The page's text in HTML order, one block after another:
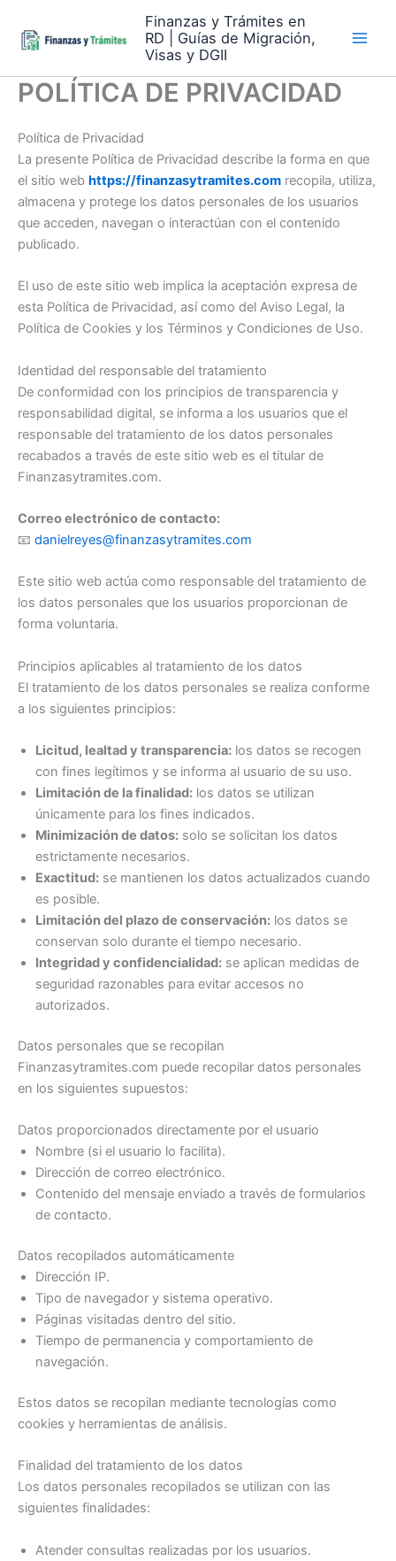
content
Finanzas y Trámites en
RD | Guías de Migración,
Visas y DGII
POLÍTICA DE PRIVACIDAD
Política de Privacidad
La presente Política de Privacidad describe la forma en que
el sitio web https://finanzasytramites.com recopila, utiliza,
almacena y protege los datos personales de los usuarios
que acceden, navegan o interactúan con el contenido
publicado.
El uso de este sitio web implica la aceptación expresa de
esta Política de Privacidad, así como del Aviso Legal, la
Política de Cookies y los Términos y Condiciones de Uso.
Identidad del responsable del tratamiento
De conformidad con los principios de transparencia y
responsabilidad digital, se informa a los usuarios que el
responsable del tratamiento de los datos personales
recabados a través de este sitio web es el titular de
Finanzasytramites.com.
Correo electrónico de contacto:
📧 danielreyes@finanzasytramites.com
Este sitio web actúa como responsable del tratamiento de
los datos personales que los usuarios proporcionan de
forma voluntaria.
Principios aplicables al tratamiento de los datos
El tratamiento de los datos personales se realiza conforme
a los siguientes principios:
Licitud, lealtad y transparencia: los datos se recogen
con fines legítimos y se informa al usuario de su uso.
Limitación de la finalidad: los datos se utilizan
únicamente para los fines indicados.
Minimización de datos: solo se solicitan los datos
estrictamente necesarios.
Exactitud: se mantienen los datos actualizados cuando
es posible.
Limitación del plazo de conservación: los datos se
conservan solo durante el tiempo necesario.
Integridad y confidencialidad: se aplican medidas de
seguridad razonables para evitar accesos no
autorizados.
Datos personales que se recopilan
Finanzasytramites.com puede recopilar datos personales
en los siguientes supuestos:
Datos proporcionados directamente por el usuario
Nombre (si el usuario lo facilita).
Dirección de correo electrónico.
Contenido del mensaje enviado a través de formularios
de contacto.
Datos recopilados automáticamente
Dirección IP.
Tipo de navegador y sistema operativo.
Páginas visitadas dentro del sitio.
Tiempo de permanencia y comportamiento de
navegación.
Estos datos se recopilan mediante tecnologías como
cookies y herramientas de análisis.
Finalidad del tratamiento de los datos
Los datos personales recopilados se utilizan con las
siguientes finalidades:
Atender consultas realizadas por los usuarios.